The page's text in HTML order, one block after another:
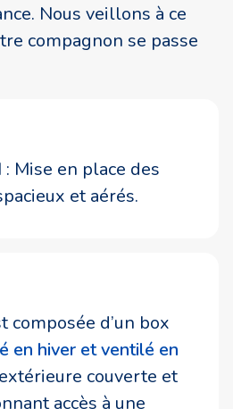
Nous veillons à ce
compagnon se passe
: Mise en place des
et aérés.
composée d’un box
en hiver et ventilé en
couverte et
accès à une